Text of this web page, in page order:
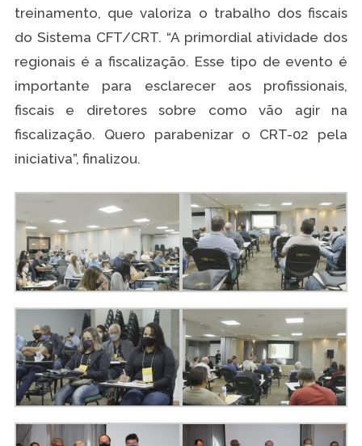
treinamento, que valoriza o trabalho dos fiscais
do Sistema CFT/CRT. “A primordial atividade dos
regionais é a fiscalização. Esse tipo de evento é
importante para esclarecer aos profissionais,
fiscais e diretores sobre como vão agir na
fiscalização. Quero parabenizar o CRT-02 pela
iniciativa”, finalizou.